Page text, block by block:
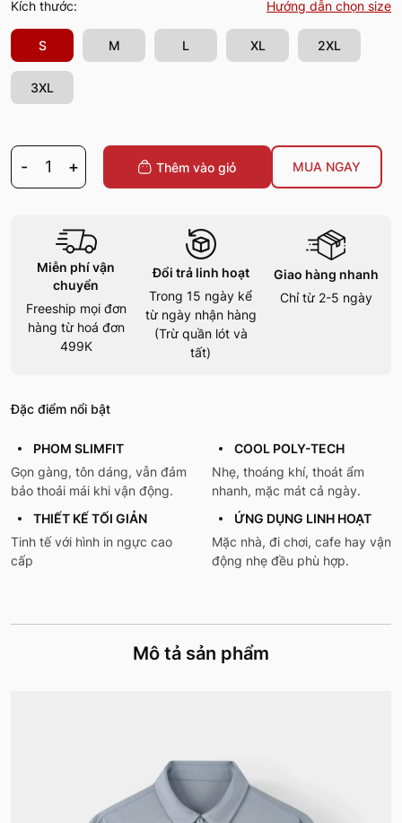
Kích thước: Hướng dẫn chọn size
S M L XL 2XL
3XL
- 1 + Thêm vào giỏ MUA NGAY
Miễn phí vận
chuyển
Freeship mọi đơn
hàng từ hoá đơn
499K
Đổi trả linh hoạt
Trong 15 ngày kể
từ ngày nhận hàng
(Trừ quần lót và
tất)
Giao hàng nhanh
Chỉ từ 2-5 ngày
Đặc điểm nổi bật
PHOM SLIMFIT
Gọn gàng, tôn dáng, vẫn đảm
bảo thoải mái khi vận động.
COOL POLY-TECH
Nhẹ, thoáng khí, thoát ẩm
nhanh, mặc mát cả ngày.
THIẾT KẾ TỐI GIẢN
Tinh tế với hình in ngực cao
cấp
ỨNG DỤNG LINH HOẠT
Mặc nhà, đi chơi, cafe hay vận
động nhẹ đều phù hợp.
Mô tả sản phẩm